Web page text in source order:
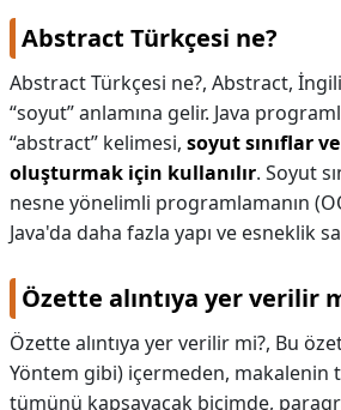
Abstract Türkçesi ne?
Abstract Türkçesi ne?, Abstract,
“soyut” anlamına gelir. Java
“abstract” kelimesi, soyut sınıflar
oluşturmak için kullanılır. Soyut
nesne yönelimli programlamanın
Java'da daha fazla yapı ve esneklik
Özette alıntıya yer verilir
Özette alıntıya yer verilir mi?, Bu
Yöntem gibi) içermeden, makalenin
tümünü kapsayacak biçimde,